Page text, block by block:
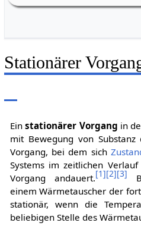
Stationärer
Einstationärer Vorgang in
mit Bewegung von
Vorgang, bei dem sich
Systems im zeitlichen
Vorgang andauert.[1][2][3]
einem Wärmetauscher der
stationär, wenn die
beliebigen Stelle des